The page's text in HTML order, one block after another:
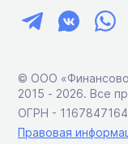
© ООО
2015 ‑ 2026. Все
ОГРН -
Правовая